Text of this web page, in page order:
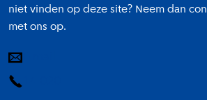
niet vinden op deze site? Neem dan
met ons op.